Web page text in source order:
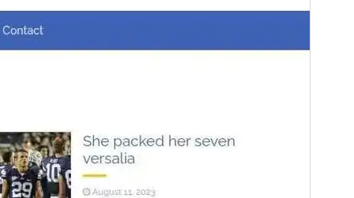
Теманын башкы бети